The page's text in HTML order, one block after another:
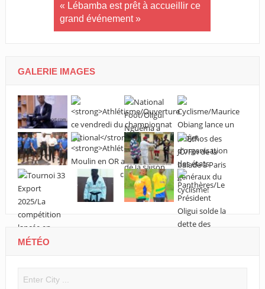
« Lébamba est prêt à accueillir ce
grand événement »
GALERIE IMAGES
MÉTÉO